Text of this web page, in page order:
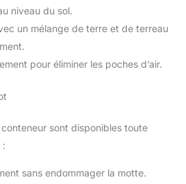
niveau du sol.
un mélange de terre et de terreau
pour éliminer les poches d’air.
sont disponibles toute
:
sans endommager la motte.